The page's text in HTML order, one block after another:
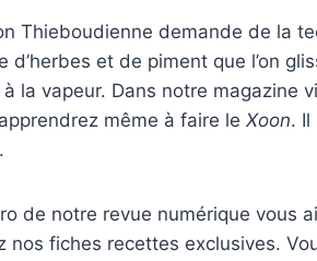
Thieboudienne demande de la
d’herbes et de piment que l’on
la vapeur. Dans notre magazine
même à faire le Xoon. Il
de notre revue numérique vous
nos fiches recettes exclusives.